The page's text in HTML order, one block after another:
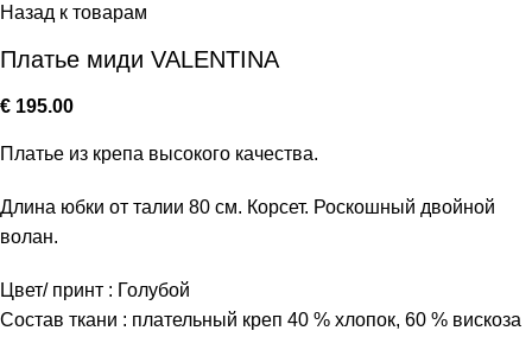
Назад к товарам
Платье миди VALENTINA
€ 195.00
Платье из крепа высокого качества.
Длина юбки от талии 80 см. Корсет. Роскошный двойной
волан.
Цвет/ принт : Голубой
Состав ткани : плательный креп 40 % хлопок, 60 % вискоза